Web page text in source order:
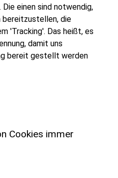
einen sind notwendig,
bereitzustellen, die
'Tracking'. Das heißt, es
damit uns
bereit gestellt werden
Cookies immer